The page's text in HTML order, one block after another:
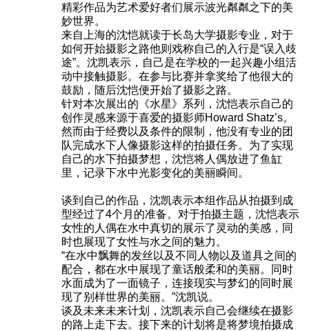
精彩作品为艺术爱好者们展示波光粼粼之下的美
妙世界。
来自上海的沈恺就读于长岛大学摄影专业，对于
如何开始摄影之路他则戏称自己的入行是“误入歧
途”。沈凯表示，自己是在学校的一起兴趣小组活
动中接触摄影。在参与比赛并拿奖给了他很大的
鼓励，随后沈恺便开始了摄影之路。
针对本次展出的《水星》系列，沈恺表示自己的
创作灵感来源于喜爱的摄影师Howard Shatz’s。
然而由于经费以及条件的限制，他没有专业的团
队完成水下人像摄影这样的拍摄任务。为了实现
自己的水下拍摄梦想，沈恺将人偶放进了鱼缸
里，记录下水中光影变化的美丽瞬间。
谈到自己的作品，沈凯表示本组作品从拍摄到成
型经过了4个月的准备。对于拍摄主题，沈恺表示
女性的人偶在水中真切的展示了灵动的美感，同
时也展现了女性与水之间的魅力。
“在水中飘舞的发丝以及不同人物以及道具之间的
配合，都在水中展现了童话般柔和的美丽。同时
水面成为了一面镜子，连接现实与梦幻的同时展
现了别样世界的美丽。”沈凯说。
谈及未来未来计划，沈凯表示自己会继续在摄影
的路上走下去。接下来的计划将是将梦境拍摄成